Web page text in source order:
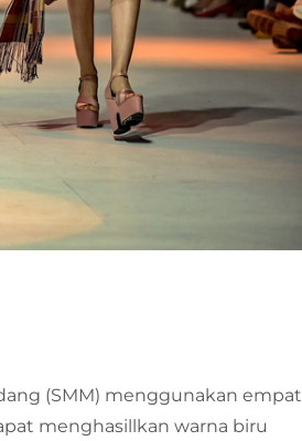
(SMM) menggunakan empat
menghasillkan warna biru